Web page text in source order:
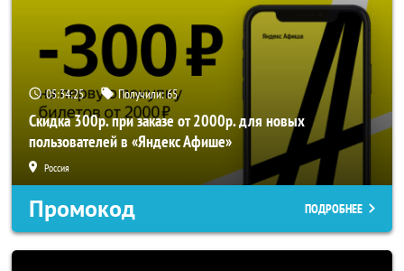
05:34:25 Получили:65
Скидка 300р. при заказе от 2000р. для новых
пользователей в «Яндекс Афише»
Россия
Промокод ПОДРОБНЕЕ